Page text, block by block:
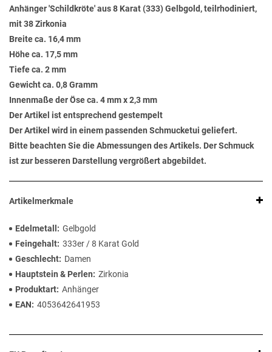
Anhänger 'Schildkröte' aus 8 Karat (333) Gelbgold, teilrhodiniert,
mit 38 Zirkonia
Breite ca. 16,4 mm
Höhe ca. 17,5 mm
Tiefe ca. 2 mm
Gewicht ca. 0,8 Gramm
Innenmaße der Öse ca. 4 mm x 2,3 mm
Der Artikel ist entsprechend gestempelt
Der Artikel wird in einem passenden Schmucketui geliefert.
Bitte beachten Sie die Abmessungen des Artikels. Der Schmuck
ist zur besseren Darstellung vergrößert abgebildet.
Artikelmerkmale
Edelmetall
Gelbgold
Feingehalt 333er / 8 Karat Gold
Geschlecht
Damen
Hauptstein & Perlen
Zirkonia
Produktart Anhänger
EAN
4053642641953